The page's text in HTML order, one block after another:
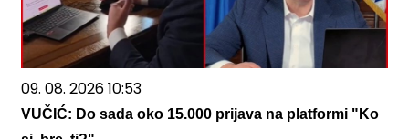
09. 08. 2026 10:53
VUČIĆ: Do sada oko 15.000 prijava na platformi "Ko